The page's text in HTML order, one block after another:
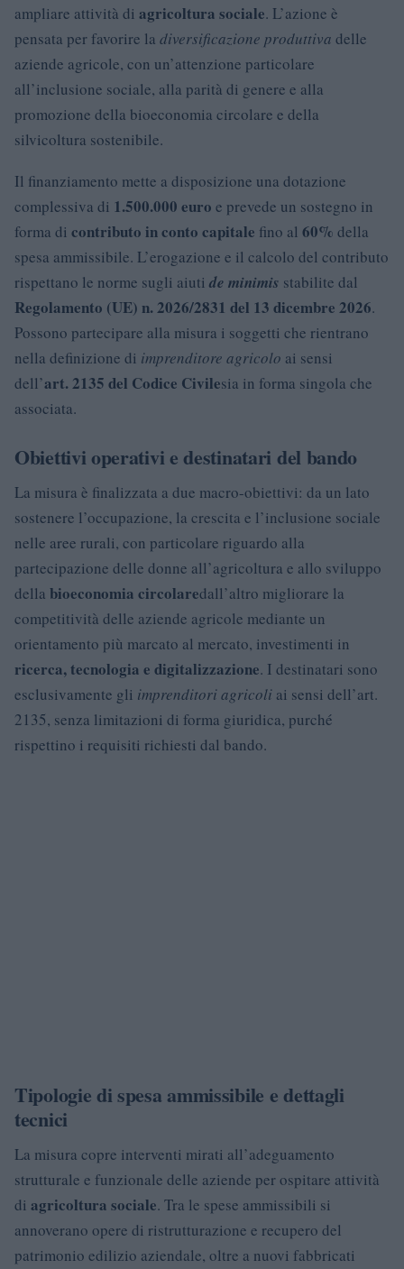
ampliare attività di agricoltura sociale. L’azione è
pensata per favorire la diversificazione produttiva delle
aziende agricole, con un’attenzione particolare
all’inclusione sociale, alla parità di genere e alla
promozione della bioeconomia circolare e della
silvicoltura sostenibile.
Il finanziamento mette a disposizione una dotazione
complessiva di 1.500.000 euro e prevede un sostegno in
forma di contributo in conto capitale fino al 60% della
spesa ammissibile. L’erogazione e il calcolo del contributo
rispettano le norme sugli aiuti de minimis stabilite dal
Regolamento (UE) n. 2026/2831 del 13 dicembre 2026.
Possono partecipare alla misura i soggetti che rientrano
nella definizione di imprenditore agricolo ai sensi
dell’art. 2135 del Codice Civilesia in forma singola che
associata.
Obiettivi operativi e destinatari del bando
La misura è finalizzata a due macro-obiettivi: da un lato
sostenere l’occupazione, la crescita e l’inclusione sociale
nelle aree rurali, con particolare riguardo alla
partecipazione delle donne all’agricoltura e allo sviluppo
della bioeconomia circolaredall’altro migliorare la
competitività delle aziende agricole mediante un
orientamento più marcato al mercato, investimenti in
ricerca, tecnologia e digitalizzazione. I destinatari sono
esclusivamente gli imprenditori agricoli ai sensi dell’art.
2135, senza limitazioni di forma giuridica, purché
rispettino i requisiti richiesti dal bando.
Tipologie di spesa ammissibile e dettagli
tecnici
La misura copre interventi mirati all’adeguamento
strutturale e funzionale delle aziende per ospitare attività
di agricoltura sociale. Tra le spese ammissibili si
annoverano opere di ristrutturazione e recupero del
patrimonio edilizio aziendale, oltre a nuovi fabbricati